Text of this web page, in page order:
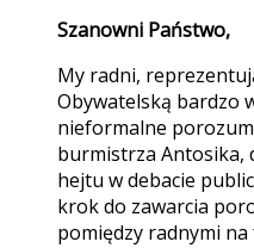
Szanowni Państwo,
My radni,
Obywatelską bardzo
nieformalne
burmistrza Antosika,
hejtu w debacie
krok do zawarcia
pomiędzy radnymi